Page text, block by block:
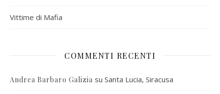
Vittime di Mafia
COMMENTI RECENTI
Andrea Barbaro Galizia su Santa Lucia, Siracusa